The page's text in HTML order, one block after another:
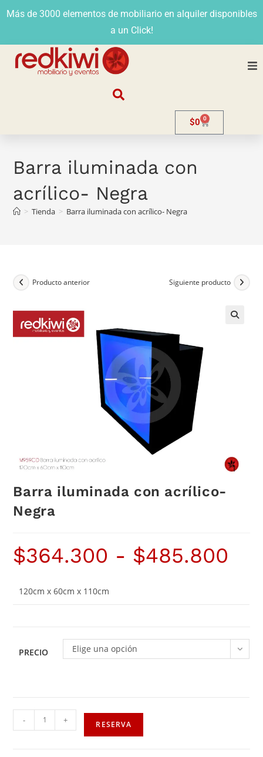
Más de 3000 elementos de mobiliario en alquiler disponibles
a un Click!
Venta
$0 0
Barra iluminada con
acrílico- Negra
> Tienda > Barra iluminada con acrílico- Negra
Producto anterior Siguiente producto
Barra iluminada con acrílico-
Negra
$364.300 - $485.800
120cm x 60cm x 110cm
PRECIO Elige una opción
- + RESERVA